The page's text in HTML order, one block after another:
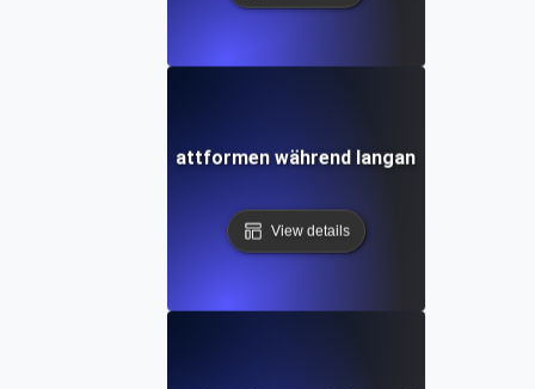
für SaaS-Plattformen während langanhaltender
View details